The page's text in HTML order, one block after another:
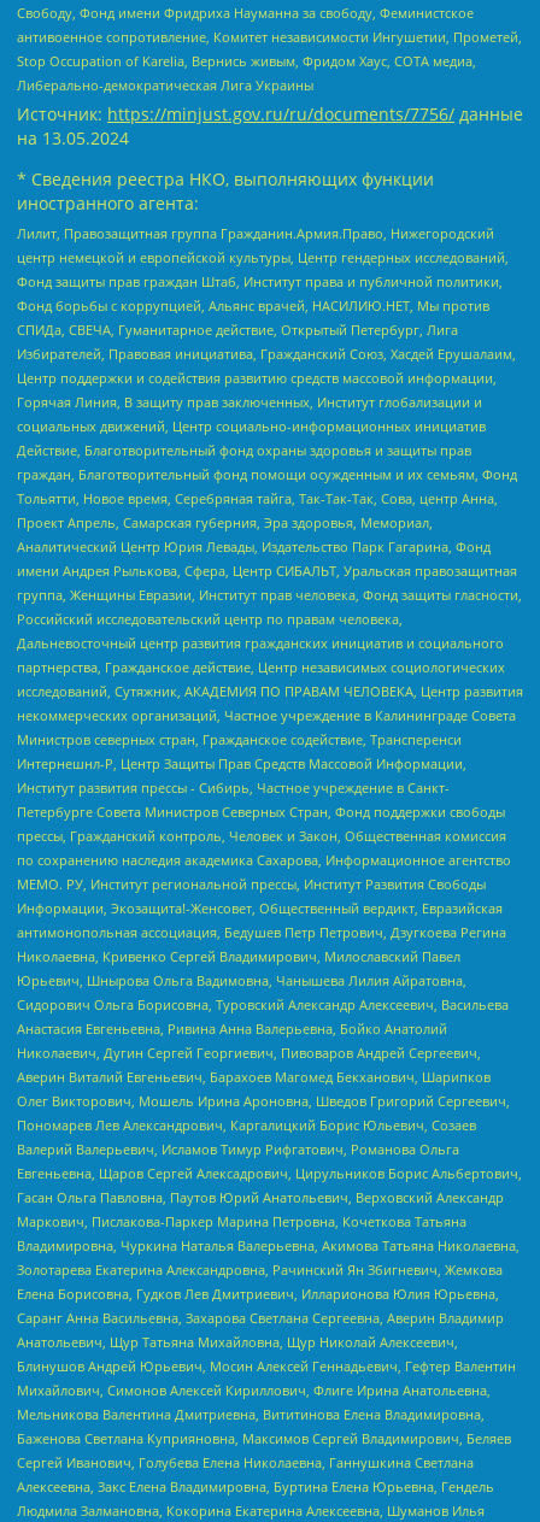
Свободу, Фонд имени Фридриха Науманна за свободу, Феминистское
антивоенное сопротивление, Комитет независимости Ингушетии, Прометей,
Stop Occupation of Karelia, Вернись живым, Фридом Хаус, СОТА медиа,
Либерально-демократическая Лига Украины
Источник: https://minjust.gov.ru/ru/documents/7756/ данные
на 13.05.2024
* Сведения реестра НКО, выполняющих функции
иностранного агента:
Лилит, Правозащитная группа Гражданин.Армия.Право, Нижегородский
центр немецкой и европейской культуры, Центр гендерных исследований,
Фонд защиты прав граждан Штаб, Институт права и публичной политики,
Фонд борьбы с коррупцией, Альянс врачей, НАСИЛИЮ.НЕТ, Мы против
СПИДа, СВЕЧА, Гуманитарное действие, Открытый Петербург, Лига
Избирателей, Правовая инициатива, Гражданский Союз, Хасдей Ерушалаим,
Центр поддержки и содействия развитию средств массовой информации,
Горячая Линия, В защиту прав заключенных, Институт глобализации и
социальных движений, Центр социально-информационных инициатив
Действие, Благотворительный фонд охраны здоровья и защиты прав
граждан, Благотворительный фонд помощи осужденным и их семьям, Фонд
Тольятти, Новое время, Серебряная тайга, Так-Так-Так, Сова, центр Анна,
Проект Апрель, Самарская губерния, Эра здоровья, Мемориал,
Аналитический Центр Юрия Левады, Издательство Парк Гагарина, Фонд
имени Андрея Рылькова, Сфера, Центр СИБАЛЬТ, Уральская правозащитная
группа, Женщины Евразии, Институт прав человека, Фонд защиты гласности,
Российский исследовательский центр по правам человека,
Дальневосточный центр развития гражданских инициатив и социального
партнерства, Гражданское действие, Центр независимых социологических
исследований, Сутяжник, АКАДЕМИЯ ПО ПРАВАМ ЧЕЛОВЕКА, Центр развития
некоммерческих организаций, Частное учреждение в Калининграде Совета
Министров северных стран, Гражданское содействие, Трансперенси
Интернешнл-Р, Центр Защиты Прав Средств Массовой Информации,
Институт развития прессы - Сибирь, Частное учреждение в Санкт-
Петербурге Совета Министров Северных Стран, Фонд поддержки свободы
прессы, Гражданский контроль, Человек и Закон, Общественная комиссия
по сохранению наследия академика Сахарова, Информационное агентство
МЕМО. РУ, Институт региональной прессы, Институт Развития Свободы
Информации, Экозащита!-Женсовет, Общественный вердикт, Евразийская
антимонопольная ассоциация, Бедушев Петр Петрович, Дзугкоева Регина
Николаевна, Кривенко Сергей Владимирович, Милославский Павел
Юрьевич, Шнырова Ольга Вадимовна, Чанышева Лилия Айратовна,
Сидорович Ольга Борисовна, Туровский Александр Алексеевич, Васильева
Анастасия Евгеньевна, Ривина Анна Валерьевна, Бойко Анатолий
Николаевич, Дугин Сергей Георгиевич, Пивоваров Андрей Сергеевич,
Аверин Виталий Евгеньевич, Барахоев Магомед Бекханович, Шарипков
Олег Викторович, Мошель Ирина Ароновна, Шведов Григорий Сергеевич,
Пономарев Лев Александрович, Каргалицкий Борис Юльевич, Созаев
Валерий Валерьевич, Исламов Тимур Рифгатович, Романова Ольга
Евгеньевна, Щаров Сергей Алексадрович, Цирульников Борис Альбертович,
Гасан Ольга Павловна, Паутов Юрий Анатольевич, Верховский Александр
Маркович, Пислакова-Паркер Марина Петровна, Кочеткова Татьяна
Владимировна, Чуркина Наталья Валерьевна, Акимова Татьяна Николаевна,
Золотарева Екатерина Александровна, Рачинский Ян Збигневич, Жемкова
Елена Борисовна, Гудков Лев Дмитриевич, Илларионова Юлия Юрьевна,
Саранг Анна Васильевна, Захарова Светлана Сергеевна, Аверин Владимир
Анатольевич, Щур Татьяна Михайловна, Щур Николай Алексеевич,
Блинушов Андрей Юрьевич, Мосин Алексей Геннадьевич, Гефтер Валентин
Михайлович, Симонов Алексей Кириллович, Флиге Ирина Анатольевна,
Мельникова Валентина Дмитриевна, Вититинова Елена Владимировна,
Баженова Светлана Куприяновна, Максимов Сергей Владимирович, Беляев
Сергей Иванович, Голубева Елена Николаевна, Ганнушкина Светлана
Алексеевна, Закс Елена Владимировна, Буртина Елена Юрьевна, Гендель
Людмила Залмановна, Кокорина Екатерина Алексеевна, Шуманов Илья